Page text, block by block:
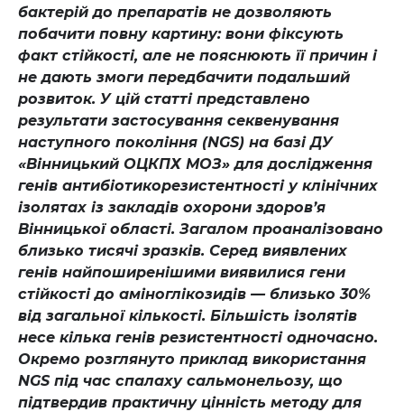
бактерій до препаратів не дозволяють
побачити повну картину: вони фіксують
факт стійкості, але не пояснюють її причин і
не дають змоги передбачити подальший
розвиток. У цій статті представлено
результати застосування секвенування
наступного покоління (NGS) на базі ДУ
«Вінницький ОЦКПХ МОЗ» для дослідження
генів антибіотикорезистентності у клінічних
ізолятах із закладів охорони здоров’я
Вінницької області. Загалом проаналізовано
близько тисячі зразків. Серед виявлених
генів найпоширенішими виявилися гени
стійкості до аміноглікозидів — близько 30%
від загальної кількості. Більшість ізолятів
несе кілька генів резистентності одночасно.
Окремо розглянуто приклад використання
NGS під час спалаху сальмонельозу, що
підтвердив практичну цінність методу для